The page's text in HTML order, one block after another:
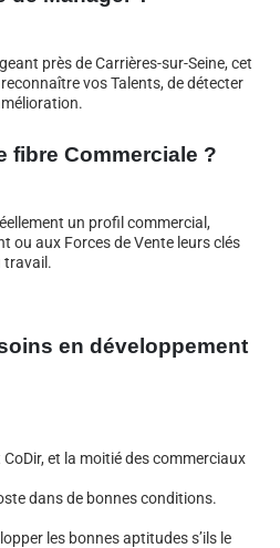
près de Carrières-sur-Seine, cet
vos Talents, de détecter
fibre Commerciale ?
un profil commercial,
ou aux Forces de Vente leurs clés
travail.
en développement
et la moitié des commerciaux
dans de bonnes conditions.
les bonnes aptitudes s’ils le